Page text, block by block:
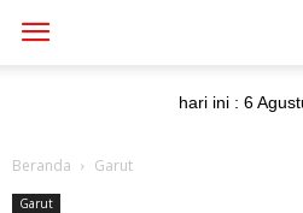
hari ini : 6
Beranda Garut
Garut